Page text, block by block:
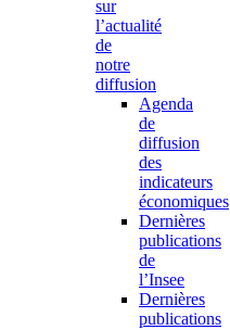
sur
l’actualité
de
notre
diffusion
Agenda
de
diffusion
des
indicateurs
économiques
Dernières
publications
de
l’Insee
Dernières
publications